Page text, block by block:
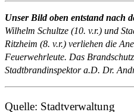
Unser Bild oben entstand nach
Wilhelm Schultze (10. v.r.) und
Ritzheim (8. v.r.) verliehen die
Feuerwehrleute. Das
Stadtbrandinspektor a.D. Dr.
Quelle: Stadtverwaltung